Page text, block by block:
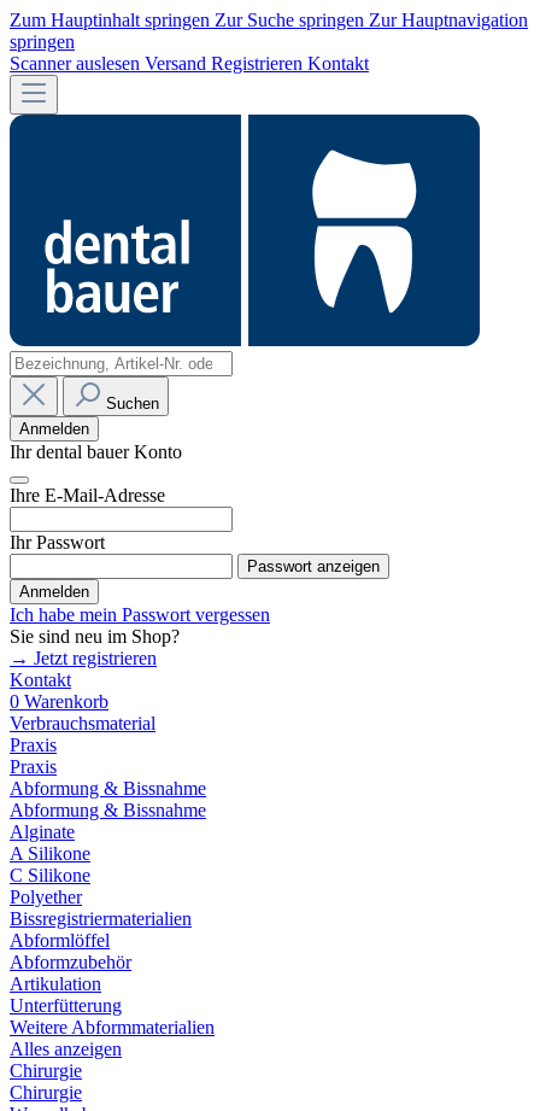
Zum Hauptinhalt springen Zur Suche springen Zur Hauptnavigation
springen
Scanner auslesen Versand Registrieren Kontakt
Suchen
Anmelden
Ihr dental bauer Konto
Ihre E-Mail-Adresse
Ihr Passwort
Passwort anzeigen
Anmelden
Ich habe mein Passwort vergessen
Sie sind neu im Shop?
→ Jetzt registrieren
Kontakt
0 Warenkorb
Verbrauchsmaterial
Praxis
Praxis
Abformung & Bissnahme
Abformung & Bissnahme
Alginate
A Silikone
C Silikone
Polyether
Bissregistriermaterialien
Abformlöffel
Abformzubehör
Artikulation
Unterfütterung
Weitere Abformmaterialien
Alles anzeigen
Chirurgie
Chirurgie